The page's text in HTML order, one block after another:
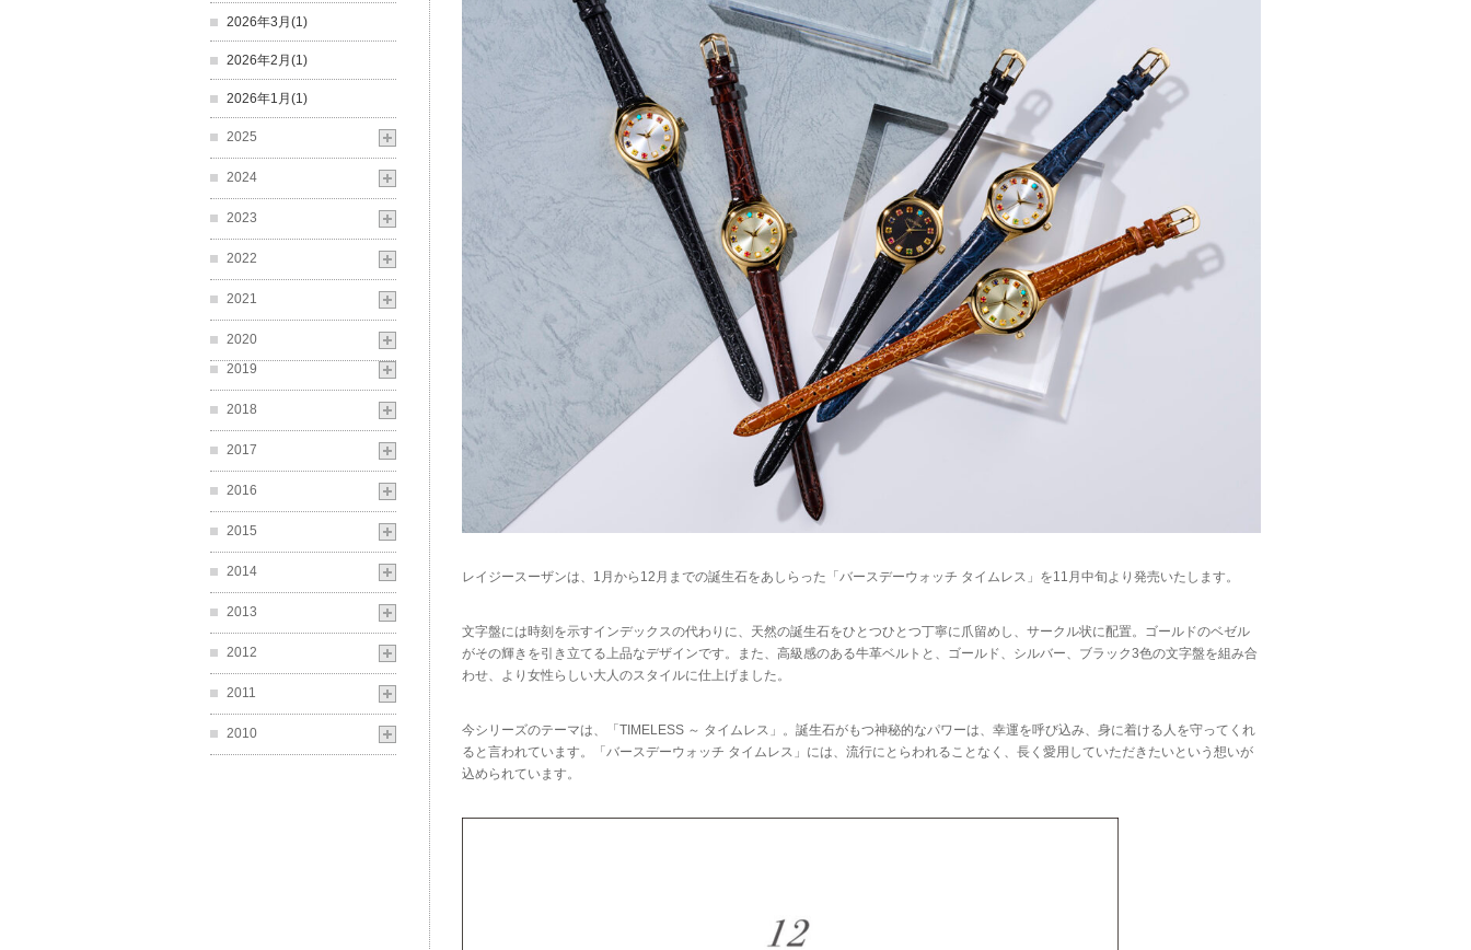
2026年3月(1)
2026年2月(1)
2026年1月(1)
2025
2024
2023
2022
2021
2020
2019
2018
2017
2016
2015
2014
2013
2012
2011
2010
レイジースーザンは、1月から12月までの誕生石をあしらった「バースデーウォッチ タイムレス」を11月中旬より発売いたします。
文字盤には時刻を示すインデックスの代わりに、天然の誕生石をひとつひとつ丁寧に爪留めし、サークル状に配置。ゴールドのベゼル
がその輝きを引き立てる上品なデザインです。また、高級感のある牛革ベルトと、ゴールド、シルバー、ブラック3色の文字盤を組み合
わせ、より女性らしい大人のスタイルに仕上げました。
今シリーズのテーマは、「TIMELESS ～ タイムレス」。誕生石がもつ神秘的なパワーは、幸運を呼び込み、身に着ける人を守ってくれ
ると言われています。「バースデーウォッチ タイムレス」には、流行にとらわれることなく、長く愛用していただきたいという想いが
込められています。